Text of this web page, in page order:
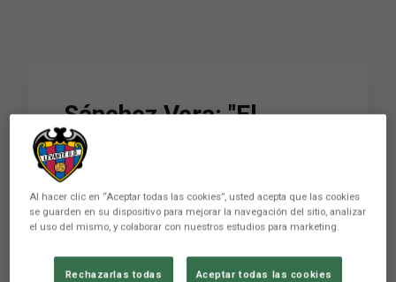
Sánchez Vera: "El
partido ante el SD Eibar
es muy muy muy difícil,
nos va a exigir mucho"
Al hacer clic en “Aceptar todas las cookies”, usted acepta que las cookies
se guarden en su dispositivo para mejorar la navegación del sitio, analizar
el uso del mismo, y colaborar con nuestros estudios para marketing.
Rechazarlas todas Aceptar todas las cookies